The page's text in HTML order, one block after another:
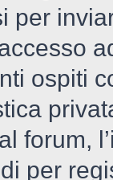
per
ospiti
forum,
per